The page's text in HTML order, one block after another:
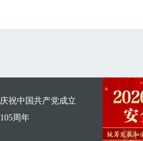
庆祝中国共产党成立
105周年